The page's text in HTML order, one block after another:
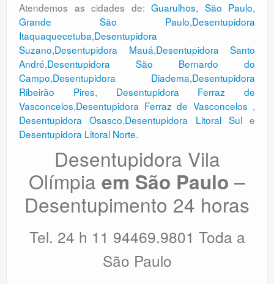
Atendemos as cidades de: Guarulhos, São Paulo,
Grande São Paulo,Desentupidora
Itaquaquecetuba,Desentupidora
Suzano,Desentupidora Mauá,Desentupidora Santo
André,Desentupidora São Bernardo do
Campo,Desentupidora Diadema,Desentupidora
Ribeirão Pires, Desentupidora Ferraz de
Vasconcelos,Desentupidora Ferraz de Vasconcelos ,
Desentupidora Osasco,Desentupidora Litoral Sule
Desentupidora Litoral Norte.
Desentupidora Vila
Olímpia em São Paulo –
Desentupimento 24 horas
Tel. 24 h 11 94469.9801 Toda a
São Paulo